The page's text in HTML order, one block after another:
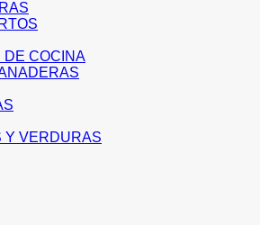
COCINA
Y VERDURAS